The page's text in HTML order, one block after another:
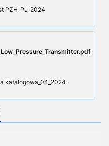
PZH_PL_2024
katalogowa_04_2024